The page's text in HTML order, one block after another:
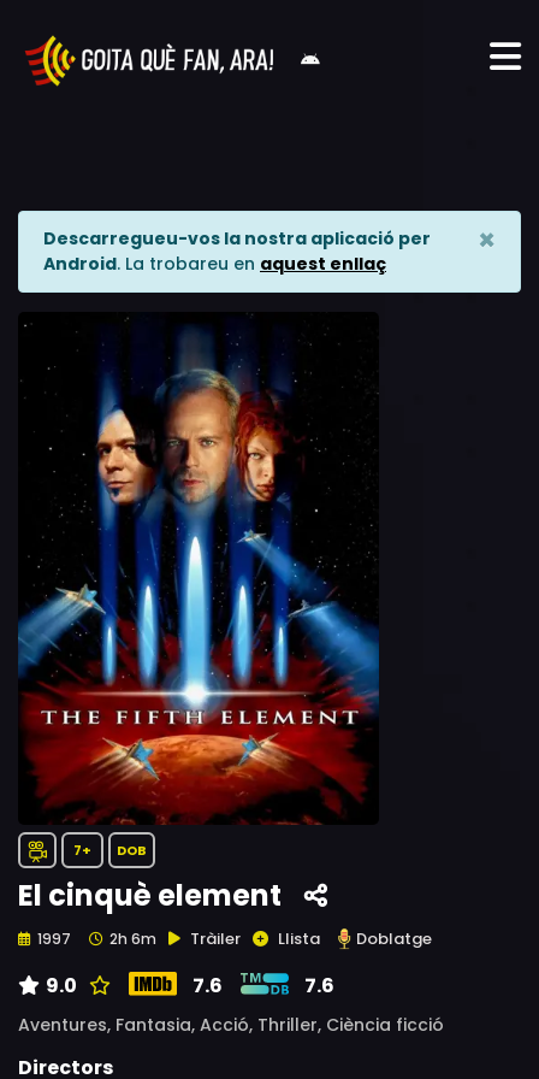
Descarregueu-vos la nostra aplicació per
Android. La trobareu en aquest enllaç
×
7+ DOB
El cinquè element
1997 2h 6m Tràiler Llista Doblatge
9.0 7.6 7.6
Aventures, Fantasia, Acció, Thriller, Ciència ficció
Directors